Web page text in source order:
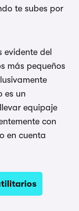
te subes por
evidente del
más pequeños
es un
equipaje
con
en cuenta